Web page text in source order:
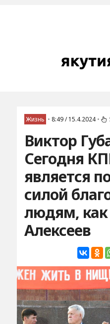
Жизнь • 8:49 / 15.4.2024 •
Виктор
Сегодня
является
силой
людям, как
Алексеев